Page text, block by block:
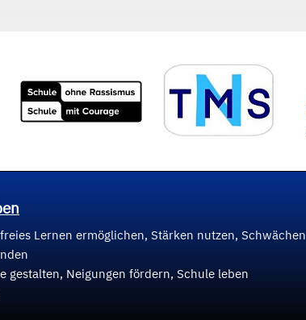
Lernen ermöglichen, Stärken nutzen, Schwächen
gestalten, Neigungen fördern, Schule leben